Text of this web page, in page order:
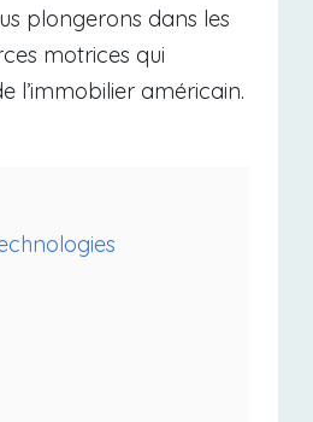
plongerons dans les
motrices qui
l’immobilier américain.